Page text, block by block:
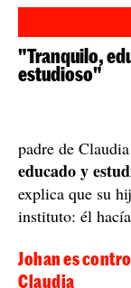
"Tranquilo,
estudioso"
padre de
educado y
explica que su
instituto: él